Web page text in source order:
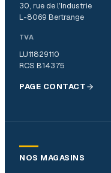
30, rue de l’Industrie
L-8069 Bertrange
TVA
LU11829110
RCS B14375
PAGE CONTACT
NOS MAGASINS